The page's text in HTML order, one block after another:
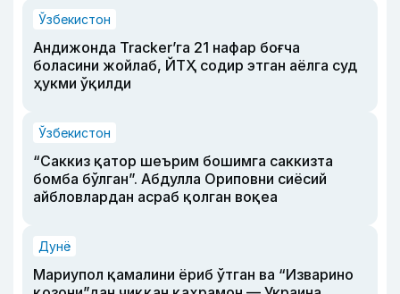
Ўзбекистон
Андижонда Tracker’га 21 нафар боғча
боласини жойлаб, ЙТҲ содир этган аёлга суд
ҳукми ўқилди
Ўзбекистон
“Саккиз қатор шеърим бошимга саккизта
бомба бўлган”. Абдулла Ориповни сиёсий
айбловлардан асраб қолган воқеа
Дунё
Мариупол қамалини ёриб ўтган ва “Изварино